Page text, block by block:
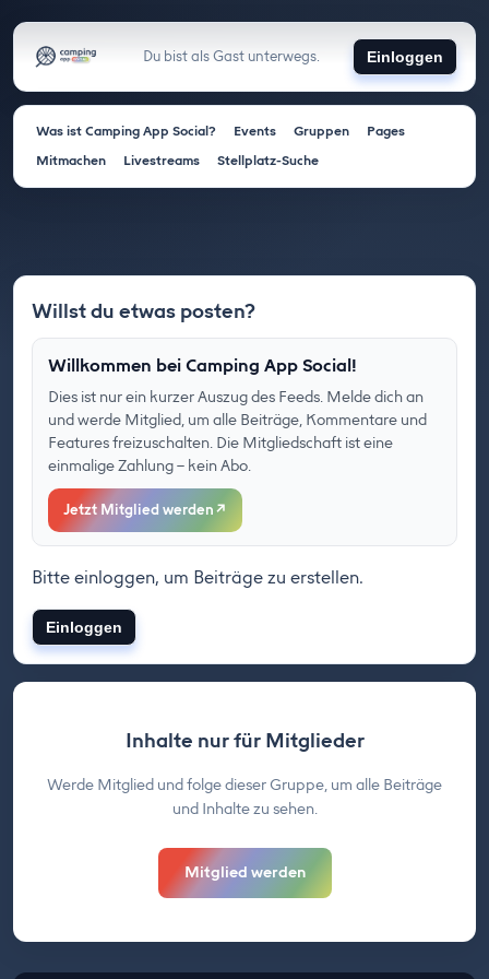
Du bist als Gast unterwegs. Einloggen
Was ist Camping App Social? Events Gruppen
Pages
Mitmachen
Livestreams Stellplatz-Suche
Willst du etwas posten?
Willkommen bei Camping App Social!
Dies ist nur ein kurzer Auszug des Feeds. Melde dich an
und werde Mitglied, um alle Beiträge, Kommentare und
Features freizuschalten. Die Mitgliedschaft ist eine
einmalige Zahlung – kein Abo.
Jetzt Mitglied werden ↗
Bitte einloggen, um Beiträge zu erstellen.
Einloggen
Inhalte nur für Mitglieder
Werde Mitglied und folge dieser Gruppe, um alle Beiträge
und Inhalte zu sehen.
Mitglied werden